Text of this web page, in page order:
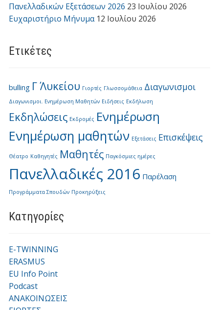
Πανελλαδικών Εξετάσεων 2026 23 Ιουλίου 2026
Ευχαριστήριο Μήνυμα 12 Ιουλίου 2026
Ετικέτες
bulling Γ΄ Λυκείου Γιορτές Γλωσσομάθεια Διαγωνισμοι
Διαγωνισμοι. Ενημέρωση Μαθητών Ειδήσεις Εκδήλωση
Εκδηλώσεις Εκδρομές Ενημέρωση
Ενημέρωση μαθητών Εξετάσεις Επισκέψεις
Θέατρο Καθηγητές Μαθητές Παγκόσμιες ημέρες
Πανελλαδικές 2016 Παρέλαση
Προγράμματα Σπουδών Προκηρύξεις
Kατηγορίες
E-TWINNING
ERASMUS
EU Info Point
Podcast
ΑΝΑΚΟΙΝΩΣΕΙΣ